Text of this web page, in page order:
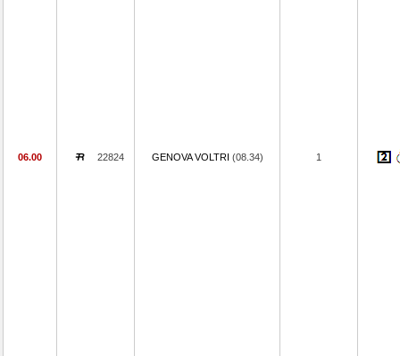
06.00 22824 GENOVA VOLTRI (08.34) 1